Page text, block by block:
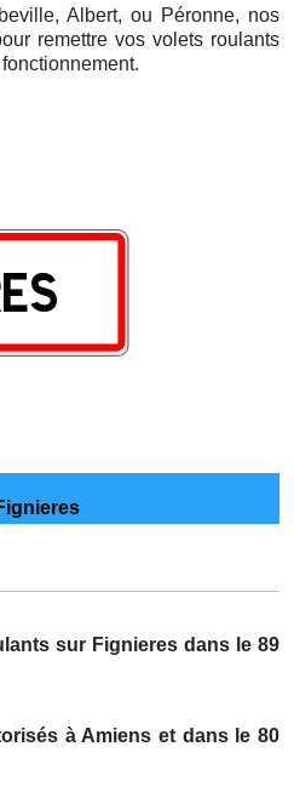
Albert, ou Péronne, nos
remettre vos volets roulants
sur Fignieres dans le 89
à Amiens et dans le 80